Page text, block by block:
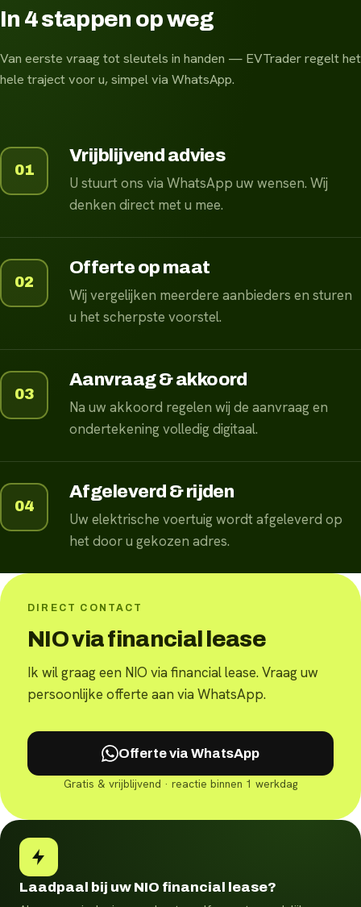
In 4 stappen op weg
Van eerste vraag tot sleutels in handen — EVTrader regelt het
hele traject voor u, simpel via WhatsApp.
01
Vrijblijvend advies
U stuurt ons via WhatsApp uw wensen. Wij
denken direct met u mee.
02
Offerte op maat
Wij vergelijken meerdere aanbieders en sturen
u het scherpste voorstel.
03
Aanvraag & akkoord
Na uw akkoord regelen wij de aanvraag en
ondertekening volledig digitaal.
04
Afgeleverd & rijden
Uw elektrische voertuig wordt afgeleverd op
het door u gekozen adres.
DIRECT CONTACT
NIO via financial lease
Ik wil graag een NIO via financial lease. Vraag uw
persoonlijke offerte aan via WhatsApp.
Offerte via WhatsApp
Gratis & vrijblijvend · reactie binnen 1 werkdag
Laadpaal bij uw NIO financial lease?